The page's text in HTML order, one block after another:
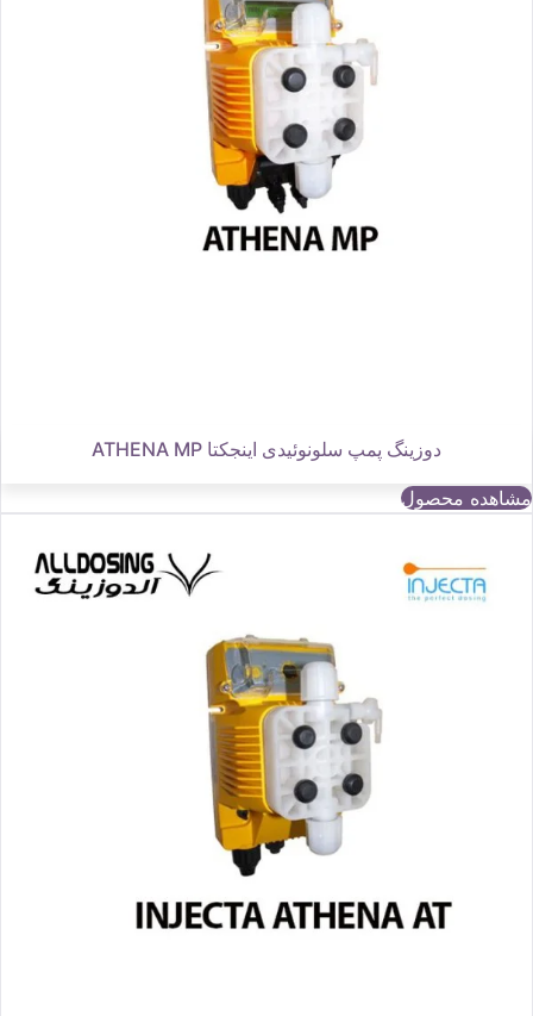
دوزینگ پمپ سلونوئیدی اینجکتا ATHENA MP
مشاهده محصول